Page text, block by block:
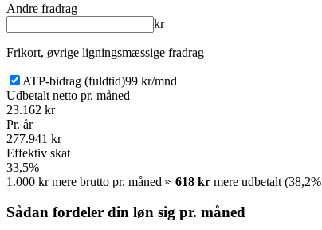
Andre fradrag
kr
Frikort, øvrige ligningsmæssige fradrag
ATP-bidrag (fuldtid)99 kr/mnd
Udbetalt netto pr. måned
23.162 kr
Pr. år
277.941 kr
Effektiv skat
33,5%
1.000 kr mere brutto pr. måned ≈ 618 kr mere udbetalt (38,2%
Sådan fordeler din løn sig pr. måned